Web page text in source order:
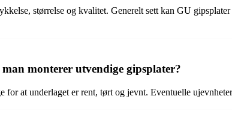
størrelse og kvalitet. Generelt sett kan GU
monterer utvendige gipsplater?
for at underlaget er rent, tørt og jevnt. Eventuelle